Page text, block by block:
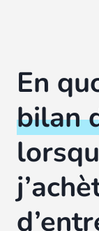
En
bilan